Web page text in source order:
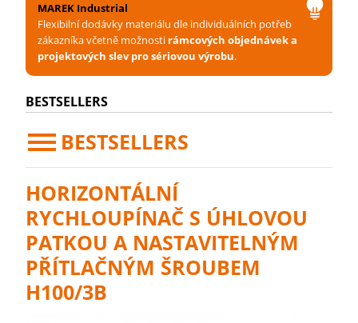
MAREK Industrial
Flexibilní dodávky materiálu dle individuálních potřeb
zákazníka včetně možnosti rámcových objednávek a
projektových slev pro sériovou výrobu.
BESTSELLERS
BESTSELLERS
HORIZONTÁLNÍ
RYCHLOUPÍNAČ S ÚHLOVOU
PATKOU A NASTAVITELNÝM
PŘÍTLAČNÝM ŠROUBEM
H100/3B